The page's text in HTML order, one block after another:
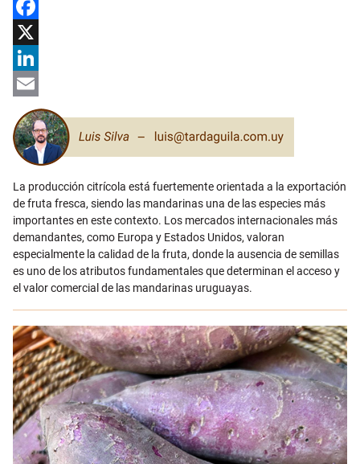
Facebook
X
LinkedIn
Email
La producción citrícola está fuertemente orientada a la exportación
de fruta fresca, siendo las mandarinas una de las especies más
importantes en este contexto. Los mercados internacionales más
demandantes, como Europa y Estados Unidos, valoran
especialmente la calidad de la fruta, donde la ausencia de semillas
es uno de los atributos fundamentales que determinan el acceso y
el valor comercial de las mandarinas uruguayas.